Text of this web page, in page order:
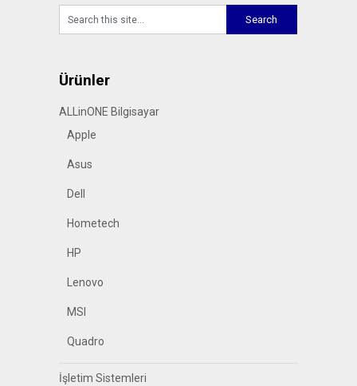
Ürünler
ALLinONE Bilgisayar
Apple
Asus
Dell
Hometech
HP
Lenovo
MSI
Quadro
İşletim Sistemleri